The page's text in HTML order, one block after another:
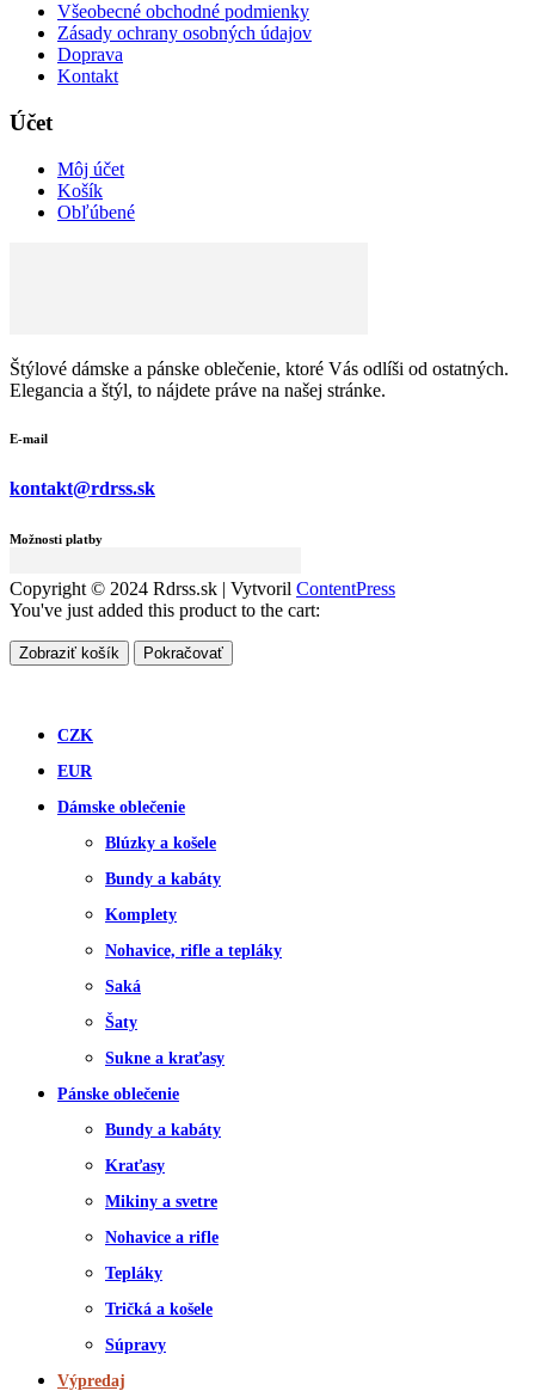
Všeobecné obchodné podmienky
Zásady ochrany osobných údajov
Doprava
Kontakt
Účet
Môj účet
Košík
Obľúbené
Štýlové dámske a pánske oblečenie, ktoré Vás odlíši od ostatných.
Elegancia a štýl, to nájdete práve na našej stránke.
E-mail
kontakt@rdrss.sk
Možnosti platby
Copyright © 2024 Rdrss.sk | Vytvoril ContentPress
You've just added this product to the cart:
Zobraziť košík Pokračovať
CZK
EUR
Dámske oblečenie
Blúzky a košele
Bundy a kabáty
Komplety
Nohavice, rifle a tepláky
Saká
Šaty
Sukne a kraťasy
Pánske oblečenie
Bundy a kabáty
Kraťasy
Mikiny a svetre
Nohavice a rifle
Tepláky
Tričká a košele
Súpravy
Výpredaj